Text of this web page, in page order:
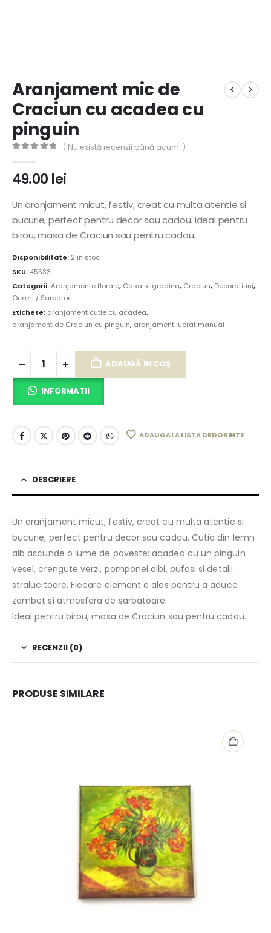
Aranjament mic de
Craciun cu acadea cu
pinguin
( Nu există recenzii până acum. )
49.00 lei
Un aranjament micut, festiv, creat cu multa atentie si
bucurie, perfect pentru decor sau cadou. Ideal pentru
birou, masa de Craciun sau pentru cadou.
Disponibilitate: 2 în stoc
SKU: 45533
Categorii:Aranjamente florale, Casa si gradina, Craciun, Decoratiuni,
Ocazii / Sarbatori
Etichete: aranjament cutie cu acadea,
aranjament de Craciun cu pinguin, aranjament lucrat manual
ADAUGĂ ÎN COȘ
INFORMATII
ADAUGA LA LISTA DE DORINTE
DESCRIERE
Un aranjament micut, festiv, creat cu multa atentie si
bucurie, perfect pentru decor sau cadou. Cutia din lemn
alb ascunde o lume de poveste: acadea cu un pinguin
vesel, crengute verzi, pomponei albi, pufosi si detalii
stralucitoare. Fiecare element e ales pentru a aduce
zambet si atmosfera de sarbatoare.
Ideal pentru birou, masa de Craciun sau pentru cadou.
RECENZII (0)
PRODUSE SIMILARE